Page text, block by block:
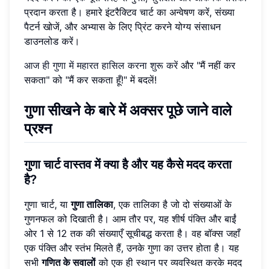
प्रदान करता है। हमारे इंटरैक्टिव चार्ट का अन्वेषण करें, संख्या
पैटर्न खोजें, और अभ्यास के लिए प्रिंट करने योग्य संसाधन
डाउनलोड करें।
आज ही गुणा में महारत हासिल करना शुरू करेंऔर "मैं नहीं कर
सकता" को "मैं कर सकता हूँ!" में बदलें!
गुणा सीखने के बारे में अक्सर पूछे जाने वाले
प्रश्न
गुणा चार्ट वास्तव में क्या है और यह कैसे मदद करता
है?
गुणा चार्ट, यागुणा तालिका, एक तालिका है जो दो संख्याओं के
गुणनफल को दिखाती है। आम तौर पर, यह शीर्ष पंक्ति और बाईं
ओर 1 से 12 तक की संख्याएँ सूचीबद्ध करता है। वह बॉक्स जहाँ
एक पंक्ति और स्तंभ मिलते हैं, उनके गुणा का उत्तर होता है। यह
सभीगणित के सवालोंको एक ही स्थान पर व्यवस्थित करके मदद